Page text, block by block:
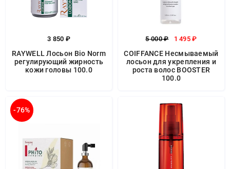
3 850 ₽
RAYWELL Лосьон Bio Norm
регулирующий жирность
кожи головы 100.0
5 000 ₽ 1 495 ₽
COIFFANCE Несмываемый
лосьон для укрепления и
роста волос BOOSTER
100.0
-76%